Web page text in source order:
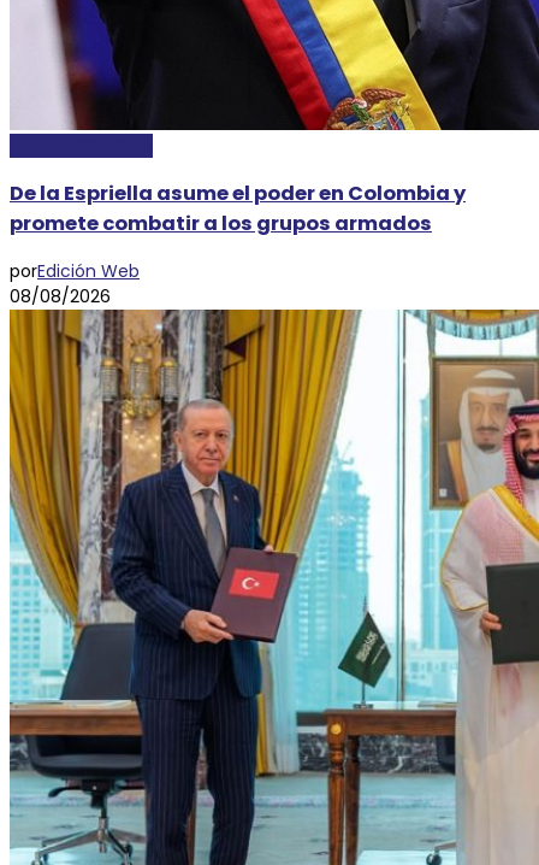
De la Espriella asume el poder en Colombia y
promete combatir a los grupos armados
porEdición Web
08/08/2026